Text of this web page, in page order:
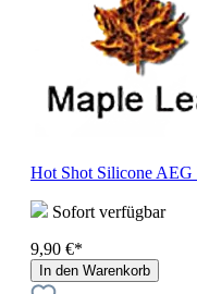
Hot Shot Silicone
Sofort verfügbar
9,90 €*
In den Warenkorb